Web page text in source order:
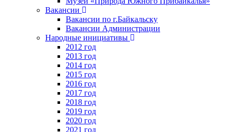
Вакансии
Вакансии по г.Байкальску
Вакансии Администрации
Народные инициативы
2012 год
2013 год
2014 год
2015 год
2016 год
2017 год
2018 год
2019 год
2020 год
2021 год